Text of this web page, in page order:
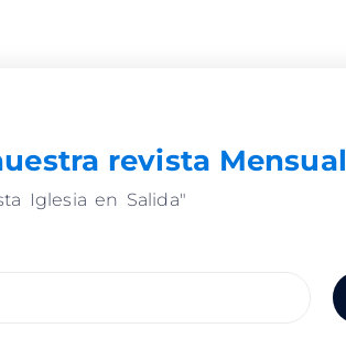
revista Mensual
Iglesia en Salida"